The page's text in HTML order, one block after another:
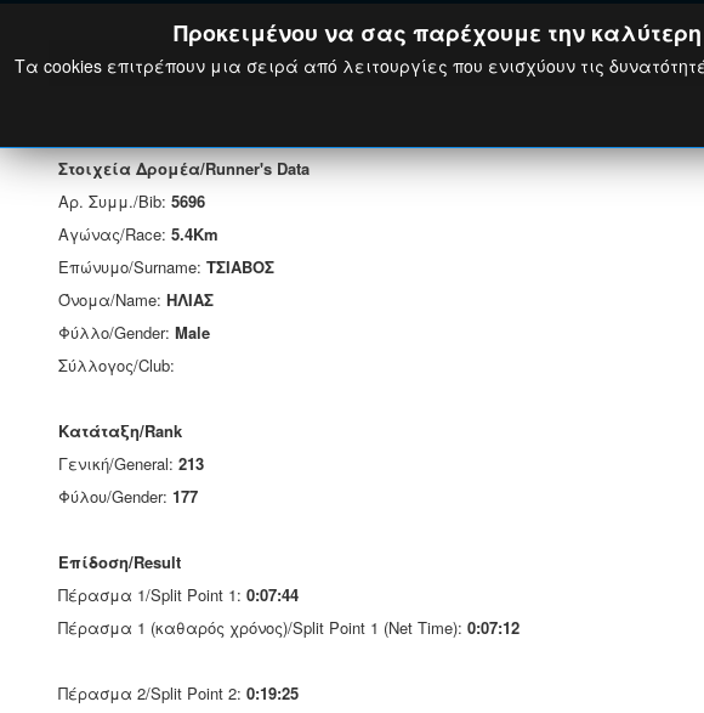
Στοιχεία Δρομέα/Runner's Data
Αρ. Συμμ./Bib: 5696
Αγώνας/Race: 5.4Km
Επώνυμο/Surname: ΤΣΙΑΒΟΣ
Όνομα/Name: ΗΛΙΑΣ
Φύλλο/Gender: Male
Σύλλογος/Club:
Κατάταξη/Rank
Γενική/General: 213
Φύλου/Gender: 177
Επίδοση/Result
Πέρασμα 1/Split Point 1: 0:07:44
Πέρασμα 1 (καθαρός χρόνος)/Split Point 1 (Net Time): 0:07:12
Πέρασμα 2/Split Point 2: 0:19:25
Προκειμένου να σας παρέχουμε την καλύτερη
Τα cookies επιτρέπουν μια σειρά από λειτουργίες που ενισχύουν τις